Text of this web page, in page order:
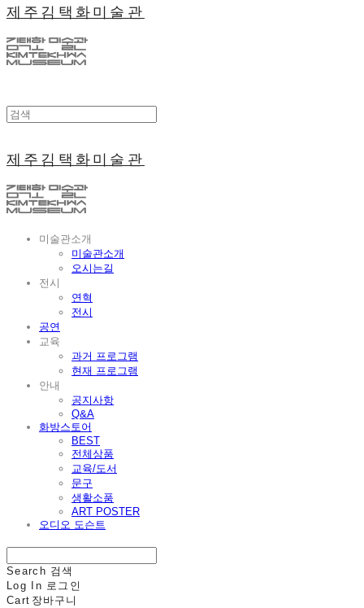
제주김택화미술관
제주김택화미술관
미술관소개
미술관소개
오시는길
전시
연혁
전시
공연
교육
과거 프로그램
현재 프로그램
안내
공지사항
Q&A
화방스토어
BEST
전체상품
교육/도서
문구
생활소품
ART POSTER
오디오 도슨트
Search 검색
Log In 로그인
Cart 장바구니